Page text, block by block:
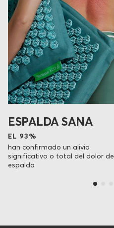
ESPALDA SANA
EL 93%
han confirmado un alivio
significativo o total del dolor de
espalda